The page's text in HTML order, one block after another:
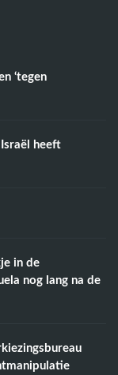
‘tegen
heeft
in de
nog lang na de